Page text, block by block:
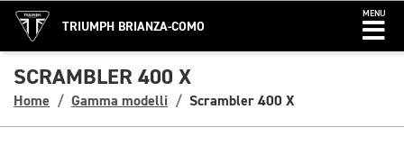
TRIUMPH BRIANZA-COMO
MENU
SCRAMBLER 400 X
Home Gamma modelli Scrambler 400 X